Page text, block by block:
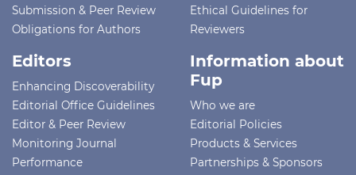
Submission & Peer Review
Obligations for Authors
Ethical Guidelines for
Reviewers
Editors
Enhancing Discoverability
Editorial Office Guidelines
Editor & Peer Review
Monitoring Journal
Performance
Information about
Fup
Who we are
Editorial Policies
Products & Services
Partnerships & Sponsors